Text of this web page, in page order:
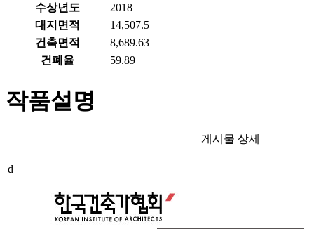
수상년도
2018
대지면적
14,507.5
건축면적
8,689.63
건폐율
59.89
작품설명
게시물 상세
d